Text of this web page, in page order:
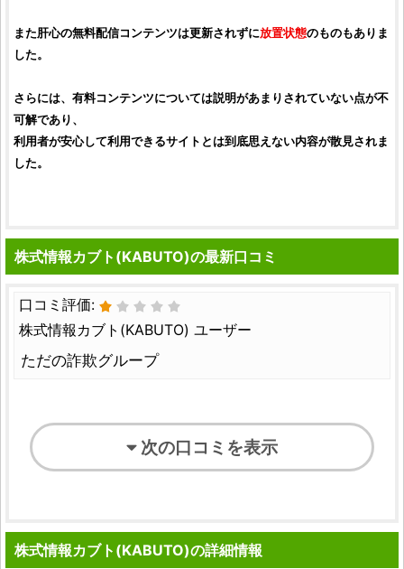
また肝心の無料配信コンテンツは更新されずに放置状態のものもありま
した。
さらには、有料コンテンツについては説明があまりされていない点が不
可解であり、
利用者が安心して利用できるサイトとは到底思えない内容が散見されま
した。
株式情報カブト(KABUTO)の最新口コミ
口コミ評価:
株式情報カブト(KABUTO) ユーザー
ただの詐欺グループ
次の口コミを表示
株式情報カブト(KABUTO)の詳細情報